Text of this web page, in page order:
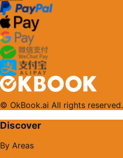
© OkBook.ai All rights reserved.
Discover
By Areas